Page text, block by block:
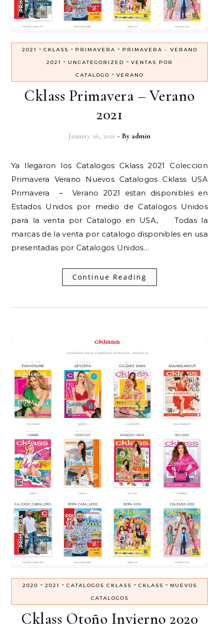
2021 - CKLASS - PRIMAVERA - PRIMAVERA - VERANO
2021
- UNCATEGORIZED - VENTAS POR
CATALOGO - VERANO
Cklass Primavera – Verano
2021
January 26, 2021 - By admin
Ya llegaron los Catalogos Cklass 2021 Coleccion
Primavera Verano Nuevos Catalogos Cklass USA
Primavera – Verano 2021 estan disponibles en
Estados Unidos por medio de Catalogos Unidos
para la venta por Catalogo en USA, Todas la
marcas de la venta por catalogo disponibles en usa
presentadas por Catalogos Unidos…
Continue Reading
2020 - 2021 - CATALOGOS CKLASS - CKLASS - NUEVOS
CATALOGOS
Cklass Otoño Invierno 2020